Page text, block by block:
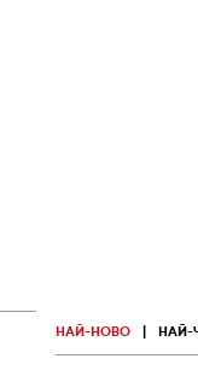
НАЙ-НОВО НАЙ-